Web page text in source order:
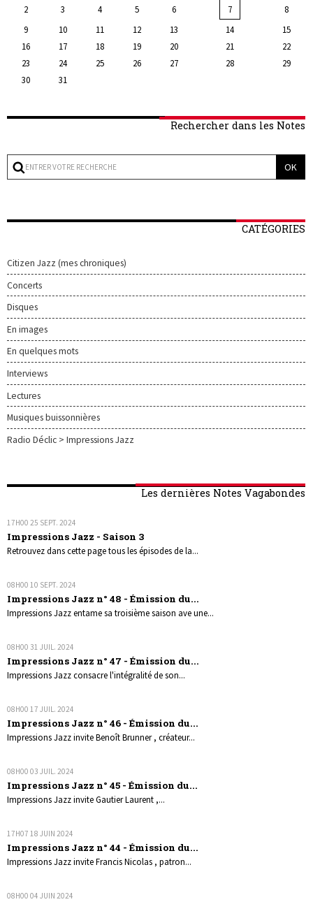
2 3 4 5 6 7
8
9
10 11 12 13 14
15
16
17 18 19 20 21
22
23
24 25 26 27 28
29
30
31
Rechercher dans les Notes
CATÉGORIES
Citizen Jazz (mes chroniques)
Concerts
Disques
En images
En quelques mots
Interviews
Lectures
Musiques buissonnières
Radio Déclic > Impressions Jazz
Les dernières Notes Vagabondes
17H00 25 SEPT. 2024
Impressions Jazz - Saison 3
Retrouvez dans cette page tous les épisodes de la...
08H00 10 SEPT. 2024
Impressions Jazz n° 48 - Émission du...
Impressions Jazz entame sa troisième saison ave une...
08H00 31 JUIL. 2024
Impressions Jazz n° 47 - Émission du...
Impressions Jazz consacre l'intégralité de son...
08H00 17 JUIL. 2024
Impressions Jazz n° 46 - Émission du...
Impressions Jazz invite Benoît Brunner , créateur...
08H00 03 JUIL. 2024
Impressions Jazz n° 45 - Émission du...
Impressions Jazz invite Gautier Laurent ,...
17H07 18 JUIN 2024
Impressions Jazz n° 44 - Émission du...
Impressions Jazz invite Francis Nicolas , patron...
08H00 04 JUIN 2024